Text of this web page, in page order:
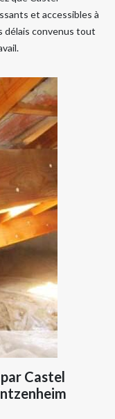
et accessibles à
délais convenus tout
Castel